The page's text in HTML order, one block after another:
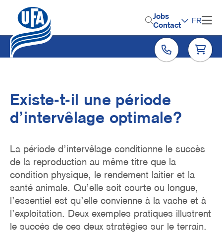
contenu
principal
H
e
a
d
r
M
n
u
Jobs
Contact
FR
Existe-t-il une période
d’intervêlage optimale?
Lead
La période d’intervêlage conditionne le succès
de la reproduction au même titre que la
condition physique, le rendement laitier et la
santé animale. Qu’elle soit courte ou longue,
l’essentiel est qu’elle convienne à la vache et à
l’exploitation. Deux exemples pratiques illustrent
le succès de ces deux stratégies sur le terrain.